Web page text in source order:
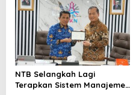
s
i
p
o
s
NTB Selangkah Lagi
Terapkan Sistem Manajemen